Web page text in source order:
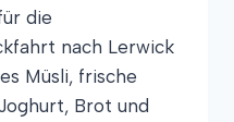
die
nach Lerwick
Müsli, frische
Brot und